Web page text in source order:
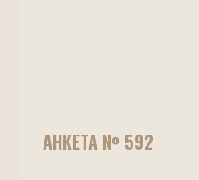
АНКЕТА № 592